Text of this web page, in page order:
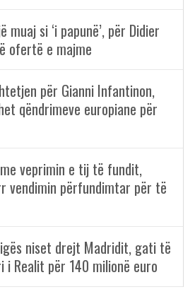
muaj si ‘i papunë’, për Didier
ofertë e majme
për Gianni Infantinon,
qëndrimeve europiane për
veprimin e tij të fundit,
vendimin përfundimtar për të
niset drejt Madridit, gati të
Realit për 140 milionë euro